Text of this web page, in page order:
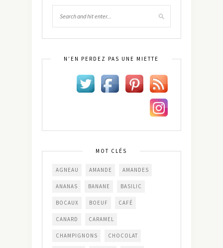
N’EN PERDEZ PAS UNE MIETTE
MOT CLÉS
AGNEAU AMANDE AMANDES
ANANAS BANANE BASILIC
BOCAUX BOEUF CAFÉ
CANARD CARAMEL
CHAMPIGNONS CHOCOLAT